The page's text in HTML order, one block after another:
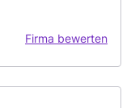
Firma bewerten